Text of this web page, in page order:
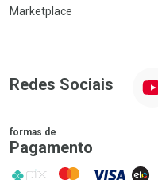
Marketplace
Redes Sociais
formas de
Pagamento
PIX MasterCard
VISA ELO